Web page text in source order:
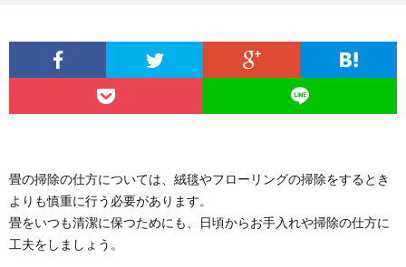
畳の掃除の仕方については、絨毯やフローリングの掃除をするとき
よりも慎重に行う必要があります。
畳をいつも清潔に保つためにも、日頃からお手入れや掃除の仕方に
工夫をしましょう。